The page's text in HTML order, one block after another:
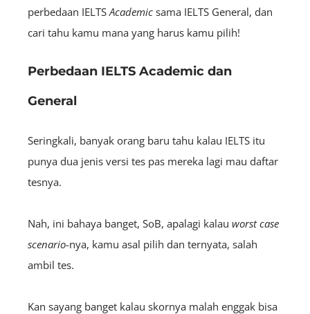
perbedaan IELTSAcademic sama IELTS General, dan
cari tahu kamu mana yang harus kamu pilih!
Perbedaan IELTS Academic dan
General
Seringkali, banyak orang baru tahu kalau IELTS itu
punya dua jenis versi tes pas mereka lagi mau daftar
tesnya.
Nah, ini bahaya banget, SoB, apalagi kalau worst case
scenario-nya, kamu asal pilih dan ternyata, salah
ambil tes.
Kan sayang banget kalau skornya malah enggak bisa